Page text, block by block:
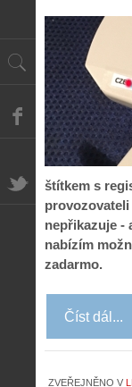
štítkem s
nepřikazuje -
nabízím
zadarmo.
Číst dál...
ZVEŘEJNĚNO V